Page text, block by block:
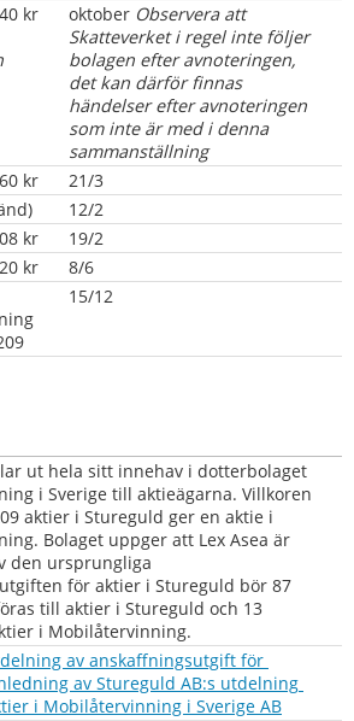
oktober Observera att
Skatteverket i regel inte följer
bolagen efter avnoteringen,
det kan därför finnas
händelser efter avnoteringen
som inte är med i denna
sammanställning
kr
21/3
12/2
kr
19/2
kr
8/6
15/12
ut hela sitt innehav i dotterbolaget
i Sverige till aktieägarna. Villkoren
aktier i Stureguld ger en aktie i
Bolaget uppger att Lex Asea är
den ursprungliga
för aktier i Stureguld bör 87
till aktier i Stureguld och 13
i Mobilåtervinning.
av anskaffningsutgift för
av Stureguld AB:s utdelning
i Mobilåtervinning i Sverige ABpdf, 103